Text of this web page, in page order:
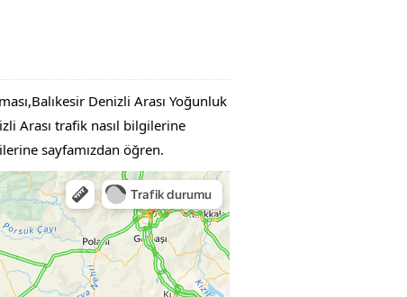
Denizli Arası Yoğunluk
Arası trafik nasıl bilgilerine
sayfamızdan öğren.